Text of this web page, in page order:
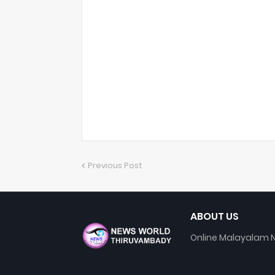
Previous Post
ABOUT US
Online Malayalam